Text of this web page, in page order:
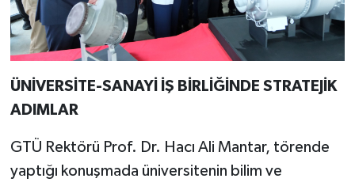
ÜNİVERSİTE-SANAYİ İŞ BİRLİĞİNDE STRATEJİK
ADIMLAR
GTÜ Rektörü Prof. Dr. Hacı Ali Mantar, törende
yaptığı konuşmada üniversitenin bilim ve